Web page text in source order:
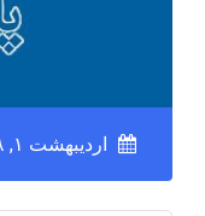
اردیبهشت ۱, ۱۳۹۸